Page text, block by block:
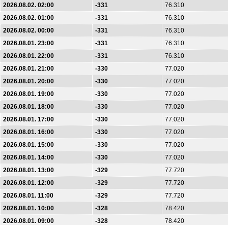
2026.08.02. 02:00
-331
76.310
2026.08.02. 01:00
-331
76.310
2026.08.02. 00:00
-331
76.310
2026.08.01. 23:00
-331
76.310
2026.08.01. 22:00
-331
76.310
2026.08.01. 21:00
-330
77.020
2026.08.01. 20:00
-330
77.020
2026.08.01. 19:00
-330
77.020
2026.08.01. 18:00
-330
77.020
2026.08.01. 17:00
-330
77.020
2026.08.01. 16:00
-330
77.020
2026.08.01. 15:00
-330
77.020
2026.08.01. 14:00
-330
77.020
2026.08.01. 13:00
-329
77.720
2026.08.01. 12:00
-329
77.720
2026.08.01. 11:00
-329
77.720
2026.08.01. 10:00
-328
78.420
2026.08.01. 09:00
-328
78.420